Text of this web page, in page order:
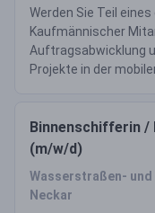
Werden Sie Teil
Kaufmännischer
Auftragsabwicklung
Projekte in der
Binnenschifferin /
(m/w/d)
Wasserstraßen-
Neckar